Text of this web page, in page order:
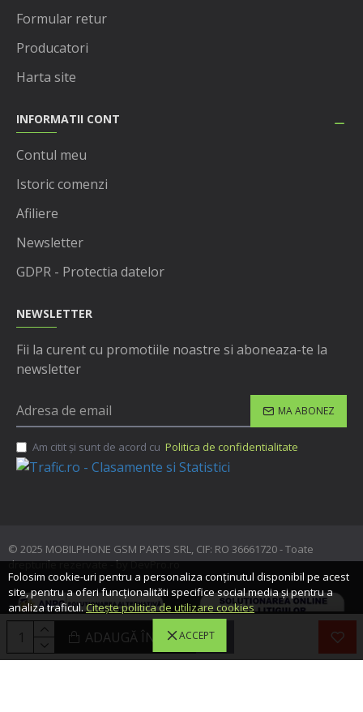
ADAUGĂ ÎN COŞ
Formular retur
Producatori
Harta site
INFORMATII CONT
Contul meu
Istoric comenzi
Afiliere
Newsletter
GDPR - Protectia datelor
NEWSLETTER
Fii la curent cu promotiile noastre si aboneaza-te la
newsletter
MA ABONEZ
Am citit şi sunt de acord cu Politica de confidentialitate
© 2025 MOBILPHONE GSM PARTS SRL, CIF: RO 36661720 - Toate
drepturile rezervate - by DevPro.ro
ACCEPT
Folosim cookie-uri pentru a personaliza conținutul disponibil pe acest
site, pentru a oferi funcționalităti specifice social media și pentru a
analiza traficul.Citește politica de utilizare cookies